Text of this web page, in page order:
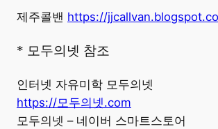
제주콜밴 https://
* 모두의넷 참조
인터넷 자유미학 모두의넷
https://모두의넷.com
모두의넷 – 네이버 스마트스토어